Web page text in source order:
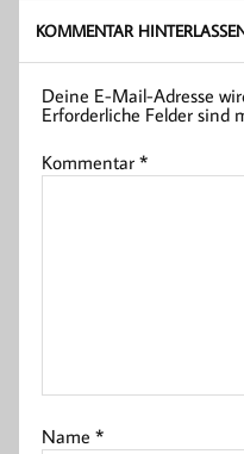
KOMMENTAR
Deine E-Mail-Adresse
Erforderliche Felder sind
Kommentar*
Name*